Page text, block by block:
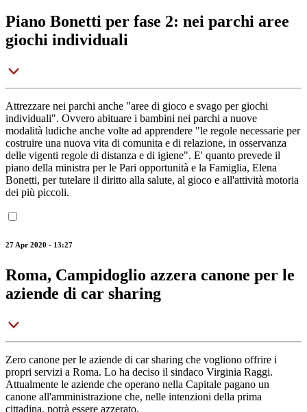
Piano Bonetti per fase 2: nei parchi aree
giochi individuali
Attrezzare nei parchi anche "aree di gioco e svago per giochi
individuali". Ovvero abituare i bambini nei parchi a nuove
modalità ludiche anche volte ad apprendere "le regole necessarie per
costruire una nuova vita di comunita e di relazione, in osservanza
delle vigenti regole di distanza e di igiene". E' quanto prevede il
piano della ministra per le Pari opportunità e la Famiglia, Elena
Bonetti, per tutelare il diritto alla salute, al gioco e all'attività motoria
dei più piccoli.
27 Apr 2020 - 13:27
Roma, Campidoglio azzera canone per le
aziende di car sharing
Zero canone per le aziende di car sharing che vogliono offrire i
propri servizi a Roma. Lo ha deciso il sindaco Virginia Raggi.
Attualmente le aziende che operano nella Capitale pagano un
canone all'amministrazione che, nelle intenzioni della prima
cittadina, potrà essere azzerato.